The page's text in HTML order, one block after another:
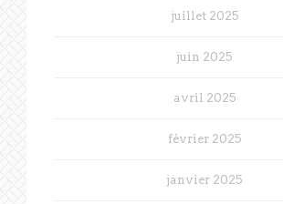
juillet 2025
juin 2025
avril 2025
février 2025
janvier 2025